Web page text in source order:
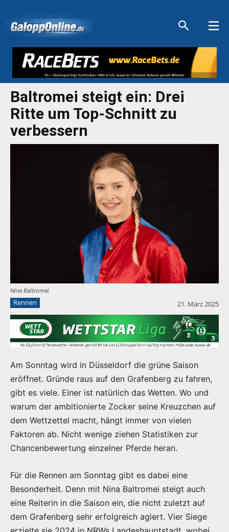
Baltromei steigt ein: Drei
Ritte um Top-Schnitt zu
verbessern
Nina Baltromei
Rennen 21. März 2025
Am Sonntag wird in Düsseldorf die grüne Saison
eröffnet. Gründe raus auf den Grafenberg zu fahren,
gibt es viele. Einer ist natürlich das Wetten. Wo und
warum der ambitionierte Zocker seine Kreuzchen auf
dem Wettzettel macht, hängt immer von vielen
Faktoren ab. Nicht wenige ziehen Statistiken zur
Chancenbewertung einzelner Pferde heran.
Für die Rennen am Sonntag gibt es dabei eine
Besonderheit. Denn mit Nina Baltromei steigt auch
eine Reiterin in die Saison ein, die nicht zuletzt auf
dem Grafenberg sehr erfolgreich agiert. Vier Siege